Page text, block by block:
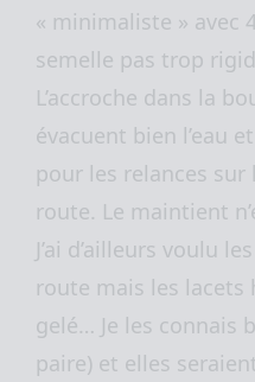
« minimaliste » avec
semelle pas trop
L’accroche dans la
évacuent bien l’eau
pour les relances
route. Le maintient
J’ai d’ailleurs voulu
route mais les
gelé… Je les connais
paire) et elles